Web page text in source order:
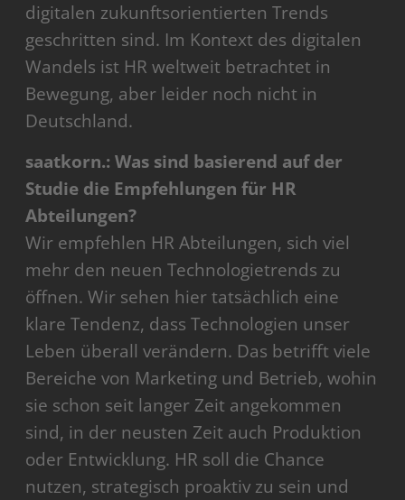
digitalen zukunftsorientierten Trends
geschritten sind. Im Kontext des digitalen
Wandels ist HR weltweit betrachtet in
Bewegung, aber leider noch nicht in
Deutschland.
saatkorn.: Was sind basierend auf der
Studie die Empfehlungen für HR
Abteilungen?
Wir empfehlen HR Abteilungen, sich viel
mehr den neuen Technologietrends zu
öffnen. Wir sehen hier tatsächlich eine
klare Tendenz, dass Technologien unser
Leben überall verändern. Das betrifft viele
Bereiche von Marketing und Betrieb, wohin
sie schon seit langer Zeit angekommen
sind, in der neusten Zeit auch Produktion
oder Entwicklung. HR soll die Chance
nutzen, strategisch proaktiv zu sein und